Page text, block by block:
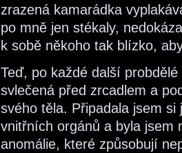
zrazená kamarádka
po mně jen stékaly,
k sobě někoho tak blízko,
Teď, po každé další
svlečená před zrcadlem a
svého těla. Připadala jsem
vnitřních orgánů a byla jsem
anomálie, které způsobují